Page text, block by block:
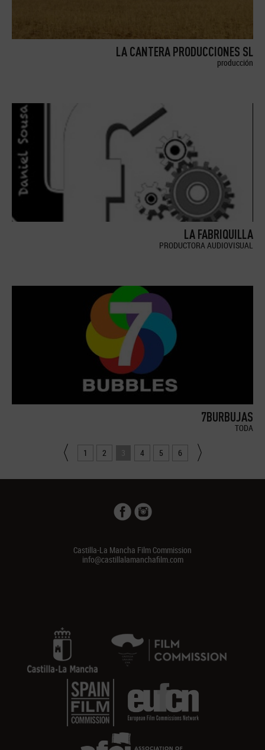
LA CANTERA PRODUCCIONES SL
producción
LA FABRIQUILLA
PRODUCTORA AUDIOVISUAL
7BURBUJAS
TODA
1 2 3 4 5 6
Castilla-La Mancha Film Commission
info@castillalamanchafilm.com